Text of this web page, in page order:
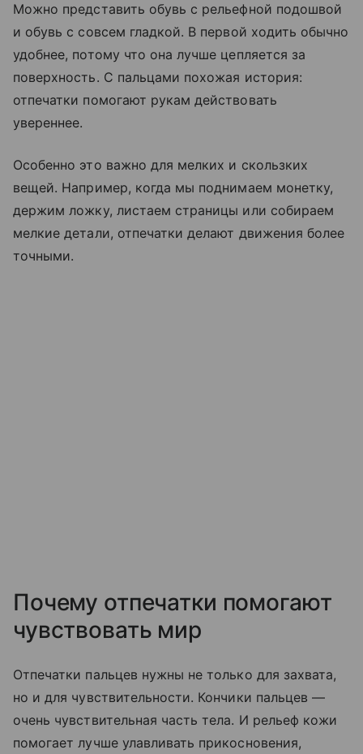
Можно представить обувь с рельефной подошвой
и обувь с совсем гладкой. В первой ходить обычно
удобнее, потому что она лучше цепляется за
поверхность. С пальцами похожая история:
отпечатки помогают рукам действовать
увереннее.
Особенно это важно для мелких и скользких
вещей. Например, когда мы поднимаем монетку,
держим ложку, листаем страницы или собираем
мелкие детали, отпечатки делают движения более
точными.
Почему отпечатки помогают
чувствовать мир
Отпечатки пальцев нужны не только для захвата,
но и для чувствительности. Кончики пальцев —
очень чувствительная часть тела. И рельеф кожи
помогает лучше улавливать прикосновения,